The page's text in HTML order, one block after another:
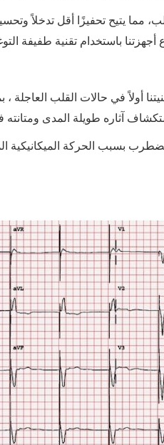
مما يتيح تحفيزًا أقل تدخلاً
باستخدام تقنية طفيفة
أولاً في حالات القلب العاجلة
آثاره طويلة المدى
تضطرب بسبب الحركة